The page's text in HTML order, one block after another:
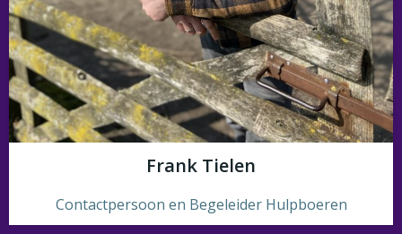
Frank Tielen
Contactpersoon en Begeleider Hulpboeren